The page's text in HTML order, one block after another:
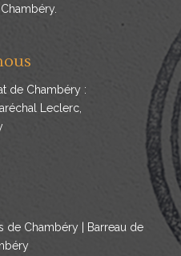
de Chambéry :
Leclerc,
de Chambéry | Barreau de